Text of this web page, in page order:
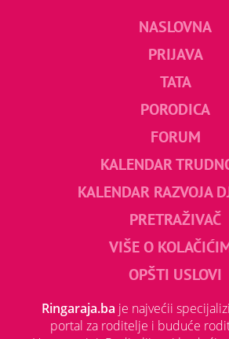
NASLOVNA
PRIJAVA
TATA
PORODICA
FORUM
KALENDAR
KALENDAR RAZVOJA
PRETRAŽIVAČ
VIŠE O
OPŠTI USLOVI
Ringaraja.ba je najvećii
portal za roditelje i buduće